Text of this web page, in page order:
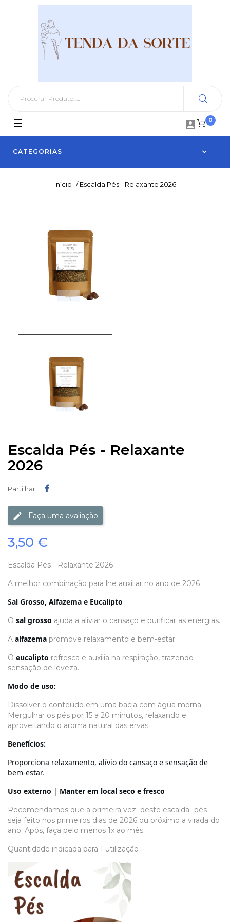
0

CATEGORIAS
Toggle
navigation
☰
Início / Escalda Pés - Relaxante 2026
Escalda Pés - Relaxante
2026
Partilhar
Faça uma avaliação
3,50 €
Escalda Pés - Relaxante 2026
A melhor combinação para lhe auxiliar no ano de 2026
Sal Grosso, Alfazema e Eucalipto
O sal grosso ajuda a aliviar o cansaço e purificar as energias.
A alfazema promove relaxamento e bem-estar.
O eucalipto refresca e auxilia na respiração, trazendo
sensação de leveza.
Modo de uso:
Dissolver o conteúdo em uma bacia com água morna.
Mergulhar os pés por 15 a 20 minutos, relaxando e
aproveitando o aroma natural das ervas.
Benefícios:
Proporciona relaxamento, alívio do cansaço e sensação de
bem-estar.
Uso externo | Manter em local seco e fresco
Recomendamos que a primeira vez deste escalda- pés
seja feito nos primeiros dias de 2026 ou próximo a virada do
ano. Após, faça pelo menos 1x ao mês.
Quantidade indicada para 1 utilização